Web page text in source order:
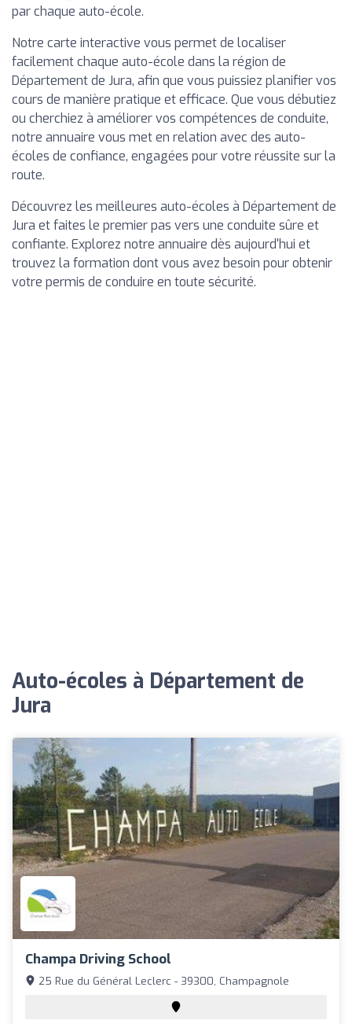
par chaque auto-école.
Notre carte interactive vous permet de localiser
facilement chaque auto-école dans la région de
Département de Jura, afin que vous puissiez planifier vos
cours de manière pratique et efficace. Que vous débutiez
ou cherchiez à améliorer vos compétences de conduite,
notre annuaire vous met en relation avec des auto-
écoles de confiance, engagées pour votre réussite sur la
route.
Découvrez les meilleures auto-écoles à Département de
Jura et faites le premier pas vers une conduite sûre et
confiante. Explorez notre annuaire dès aujourd'hui et
trouvez la formation dont vous avez besoin pour obtenir
votre permis de conduire en toute sécurité.
Auto-écoles à Département de
Jura
Champa Driving School
25 Rue du Général Leclerc - 39300, Champagnole